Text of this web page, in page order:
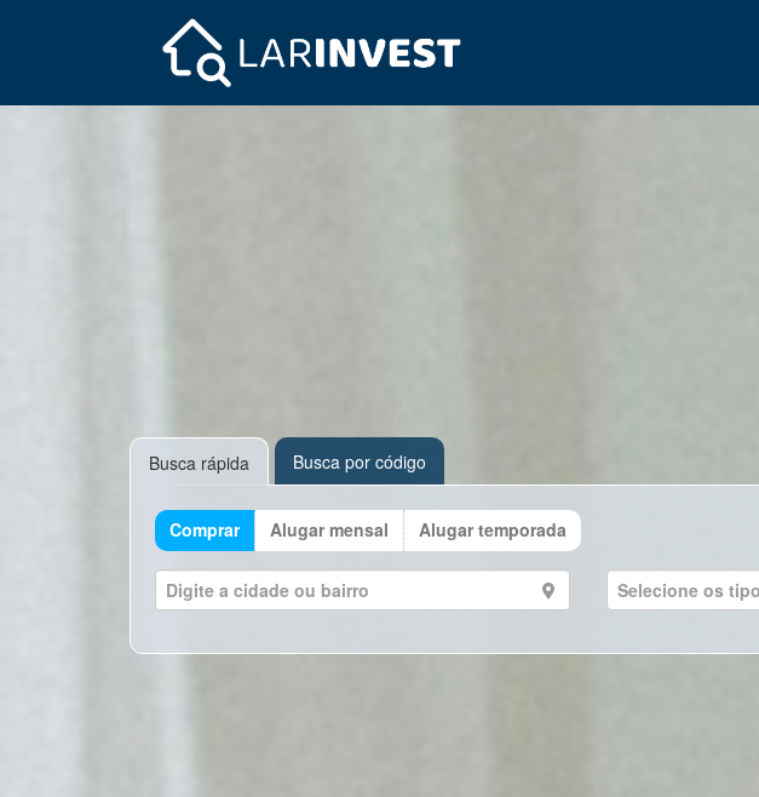
Busca rápida Busca por código
Comprar Alugar mensal Alugar temporada